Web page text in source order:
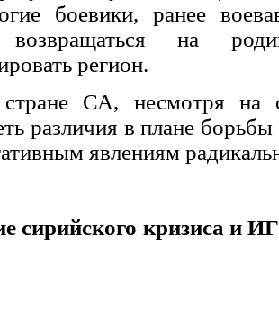
боевики, ранее
возвращаться на
регион.
СА, несмотря на
различия в плане борьбы
явлениям
сирийского кризиса и